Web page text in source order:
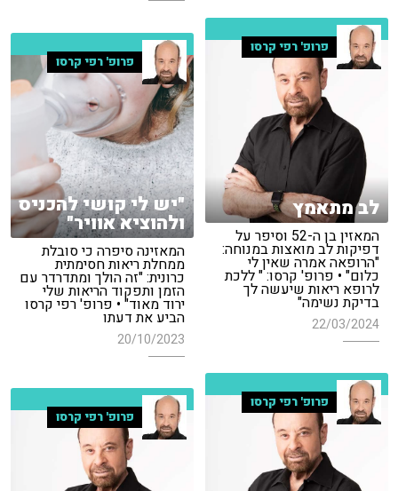
פרופ' רפי קרסו
לב מתאמץ
המאזין בן ה-52 וסיפר על
דפיקות לב מואצות במנוחה:
"הרופאה אמרה שאין לי
כלום" • פרופ' קרסו: " ללכת
לרופא ריאות שיעשה לך
בדיקת נשימה"
22/03/2024
פרופ' רפי קרסו
"יש לי קושי להכניס
ולהוציא אוויר"
המאזינה סיפרה כי סובלת
ממחלת ריאות חסימתית
כרונית: "זה הולך ומתדרדר עם
הזמן ותפקוד הריאות שלי
ירוד מאוד" • פרופ' רפי קרסו
הביע את דעתו
20/10/2023
פרופ' רפי קרסו
פרופ' רפי קרסו